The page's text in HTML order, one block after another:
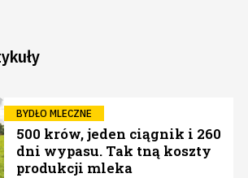
BYDŁO MLECZNE
500 krów, jeden ciągnik i 260
dni wypasu. Tak tną koszty
produkcji mleka